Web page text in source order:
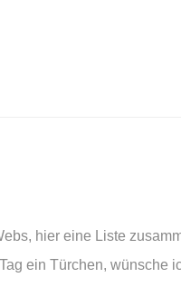
hier eine Liste
ein Türchen, wünsche